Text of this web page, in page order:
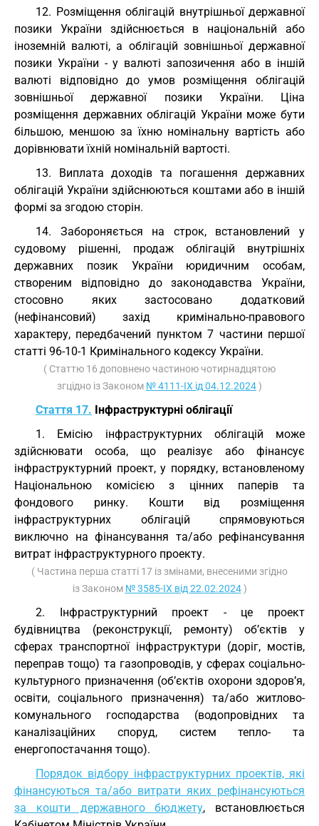
12. Розміщення облігацій внутрішньої державної
позики України здійснюється в національній або
іноземній валюті, а облігацій зовнішньої державної
позики України - у валюті запозичення або в іншій
валюті відповідно до умов розміщення облігацій
зовнішньої державної позики України. Ціна
розміщення державних облігацій України може бути
більшою, меншою за їхню номінальну вартість або
дорівнювати їхній номінальній вартості.
13. Виплата доходів та погашення державних
облігацій України здійснюються коштами або в іншій
формі за згодою сторін.
14. Забороняється на строк, встановлений у
судовому рішенні, продаж облігацій внутрішніх
державних позик України юридичним особам,
створеним відповідно до законодавства України,
стосовно яких застосовано додатковий
(нефінансовий) захід кримінально-правового
характеру, передбачений пунктом 7 частини першої
статті 96-10-1 Кримінального кодексу України.
( Статтю 16 доповнено частиною чотирнадцятою
згцідно із Законом № 4111-IX ід 04.12.2024)
Стаття 17. Інфраструктурні облігації
1. Емісію інфраструктурних облігацій може
здійснювати особа, що реалізує або фінансує
інфраструктурний проект, у порядку, встановленому
Національною комісією з цінних паперів та
фондового ринку. Кошти від розміщення
інфраструктурних облігацій спрямовуються
виключно на фінансування та/або рефінансування
витрат інфраструктурного проекту.
( Частина перша статті 17 із змінами, внесеними згідно
із Законом № 3585-IX від 22.02.2024)
2. Інфраструктурний проект - це проект
будівництва (реконструкції, ремонту) об’єктів у
сферах транспортної інфраструктури (доріг, мостів,
переправ тощо) та газопроводів, у сферах соціально-
культурного призначення (об’єктів охорони здоров’я,
освіти, соціального призначення) та/або житлово-
комунального господарства (водопровідних та
каналізаційних споруд, систем тепло- та
енергопостачання тощо).
Порядок відбору інфраструктурних проектів, які
фінансуються та/або витрати яких рефінансуються
за кошти державного бюджету, встановлюється